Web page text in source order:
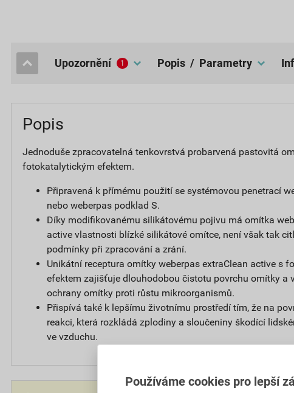
popis / Parametry
upozornění 1
Popis
Jednoduše zpracovatelná tenkovrstvá probarvená pastovitá
fotokatalytickým efektem.
Připravená k přímému použití se systémovou penetrací
nebo weberpas podklad S.
Díky modifikovanému silikátovému pojivu má omítka
active vlastnosti blízké silikátové omítce, není však tak
podmínky při zpracování a zrání.
Unikátní receptura omítky weberpas extraClean active s
efektem zajišťuje dlouhodobou čistotu povrchu omítky a
ochrany omítky proti růstu mikroorganismů.
Přispívá také k lepšímu životnímu prostředí tím, že na
reakci, která rozkládá zplodiny a sloučeniny škodící
ve vzduchu.
Používáme cookies pro lepší